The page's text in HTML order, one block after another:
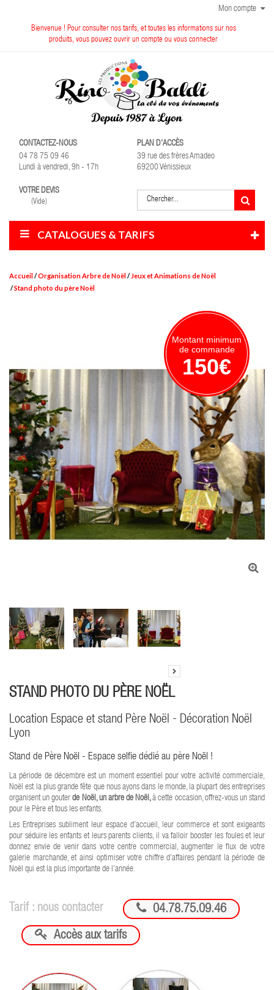
Mon compte
Bienvenue ! Pour consulter nos tarifs, et toutes les informations sur nos
produits, vous pouvez ouvrir un compte ou vous connecter
CONTACTEZ-NOUS
04 78 75 09 46
Lundi à vendredi, 9h - 17h
PLAN D'ACCÈS
39 rue des frères Amadeo
69200 Vénissieux
VOTRE DEVIS
(Vide)
CATALOGUES & TARIFS
Accueil Organisation Arbre de Noël
Jeux et Animations de Noël
Stand photo du père Noël
Montant minimum
de commande
150€
STAND PHOTO DU PÈRE NOËL
Location Espace et stand Père Noël - Décoration Noël
Lyon
Stand de Père Noël - Espace selfie dédié au père Noël !
La période de décembre est un moment essentiel pour votre activité commerciale,
Noël est la plus grande fête que nous ayons dans le monde, la plupart des entreprises
organisent un gouter de Noël, un arbre de Noël,à cette occasion, offrez-vous un stand
pour le Père et tous les enfants.
Les Entreprises subliment leur espace d’accueil, leur commerce et sont exigeants
pour séduire les enfants et leurs parents clients, il va falloir booster les foules et leur
donnez envie de venir dans votre centre commercial, augmenter le flux de votre
galerie marchande, et ainsi optimiser votre chiffre d’affaires pendant la période de
Noël qui est la plus importante de l’année.
Tarif : nous contacter  04.78.75.09.46
 Accès aux tarifs